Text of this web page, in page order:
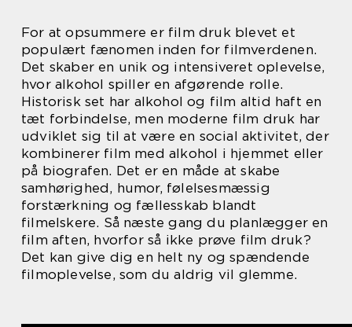
For at opsummere er film druk blevet et
populært fænomen inden for filmverdenen.
Det skaber en unik og intensiveret oplevelse,
hvor alkohol spiller en afgørende rolle.
Historisk set har alkohol og film altid haft en
tæt forbindelse, men moderne film druk har
udviklet sig til at være en social aktivitet, der
kombinerer film med alkohol i hjemmet eller
på biografen. Det er en måde at skabe
samhørighed, humor, følelsesmæssig
forstærkning og fællesskab blandt
filmelskere. Så næste gang du planlægger en
film aften, hvorfor så ikke prøve film druk?
Det kan give dig en helt ny og spændende
filmoplevelse, som du aldrig vil glemme.